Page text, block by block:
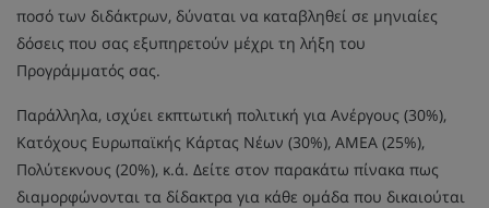
ποσό των διδάκτρων, δύναται να καταβληθεί σε μηνιαίες
δόσεις που σας εξυπηρετούν μέχρι τη λήξη του
Προγράμματός σας.
Παράλληλα, ισχύει εκπτωτική πολιτική για Ανέργους (30%),
Κατόχους Ευρωπαϊκής Κάρτας Νέων (30%), ΑΜΕΑ (25%),
Πολύτεκνους (20%), κ.ά. Δείτε στον παρακάτω πίνακα πως
διαμορφώνονται τα δίδακτρα για κάθε ομάδα που δικαιούται